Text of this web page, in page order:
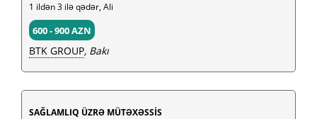
1 ildən 3 ilə qədər, Ali
600 - 900 AZN
BTK GROUP, Bakı
SAĞLAMLIQ ÜZRƏ MÜTƏXƏSSİS